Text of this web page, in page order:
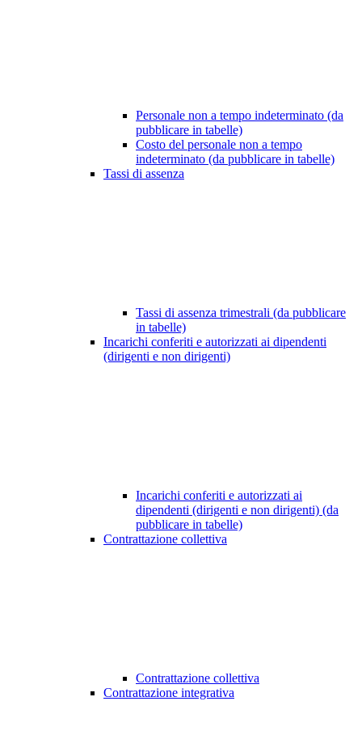
Personale non a tempo indeterminato (da
pubblicare in tabelle)
Costo del personale non a tempo
indeterminato (da pubblicare in tabelle)
Tassi di assenza
Tassi di assenza trimestrali (da pubblicare
in tabelle)
Incarichi conferiti e autorizzati ai dipendenti
(dirigenti e non dirigenti)
Incarichi conferiti e autorizzati ai
dipendenti (dirigenti e non dirigenti) (da
pubblicare in tabelle)
Contrattazione collettiva
Contrattazione collettiva
Contrattazione integrativa